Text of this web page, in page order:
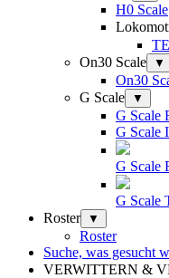
H0 Scale
On30 Scale
▼
On30
G Scale
▼
G
G Scale
G Scale
G Scale
Roster
▼
Roster
Suche, was gesucht
VERWITTERN &